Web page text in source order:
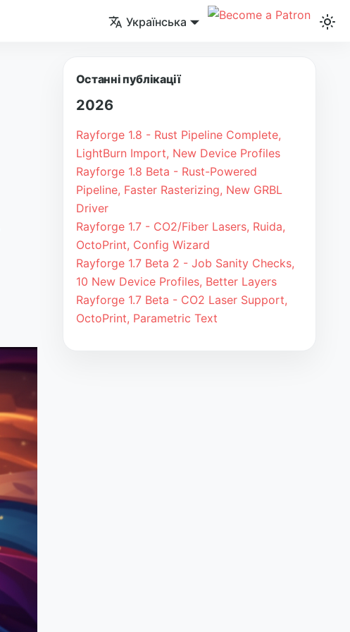
Українська
Останні публікації
2026
Rayforge 1.8 - Rust Pipeline Complete,
LightBurn Import, New Device Profiles
Rayforge 1.8 Beta - Rust-Powered
Pipeline, Faster Rasterizing, New GRBL
Driver
Rayforge 1.7 - CO2/Fiber Lasers, Ruida,
OctoPrint, Config Wizard
Rayforge 1.7 Beta 2 - Job Sanity Checks,
10 New Device Profiles, Better Layers
Rayforge 1.7 Beta - CO2 Laser Support,
OctoPrint, Parametric Text